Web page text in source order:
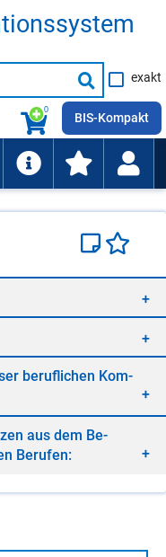
Suche
starten
exakt
0
BIS-Kompakt
be­ruf­li­chen Kom­
aus dem Be­
Be­ru­fen: